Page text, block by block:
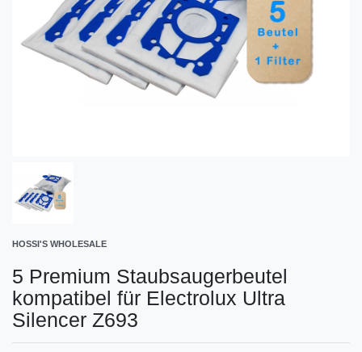
HOSSI'S WHOLESALE
5 Premium Staubsaugerbeutel
kompatibel für Electrolux Ultra
Silencer Z693